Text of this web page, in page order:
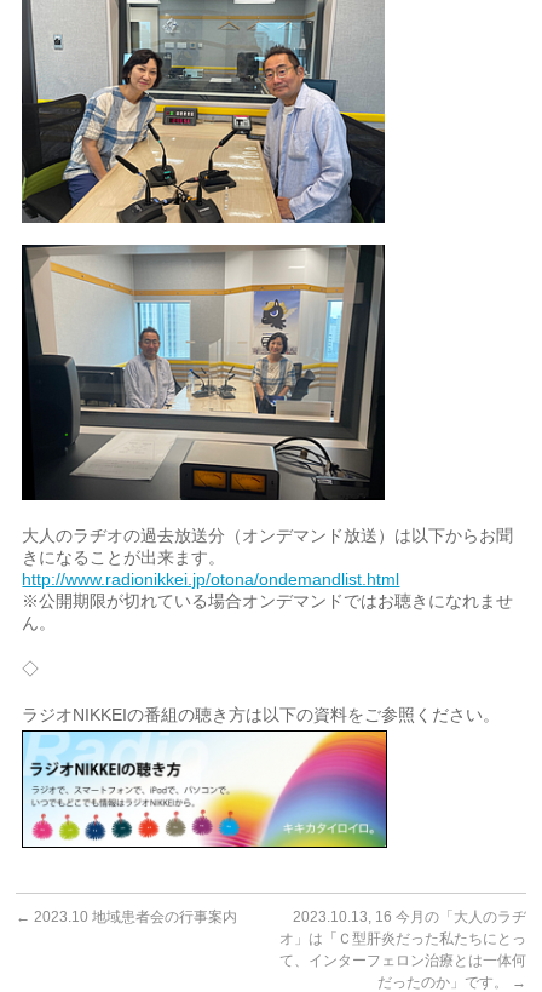
大人のラヂオの過去放送分（オンデマンド放送）は以下からお聞
きになることが出来ます。
http://www.radionikkei.jp/otona/ondemandlist.html
※公開期限が切れている場合オンデマンドではお聴きになれませ
ん。
◇
ラジオNIKKEIの番組の聴き方は以下の資料をご参照ください。
← 2023.10 地域患者会の行事案内
2023.10.13, 16 今月の「大人のラヂ
オ」は「Ｃ型肝炎だった私たちにとっ
て、インターフェロン治療とは一体何
だったのか」です。
→